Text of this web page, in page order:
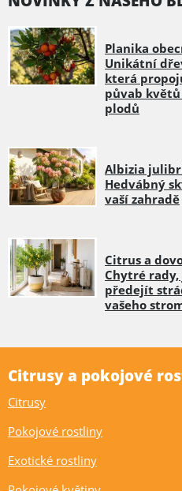
Planika
Unikátní
která
půvab
plodů
Albizia
Hedvábný
vaší zahradě
Citrus a
Chytré rady,
předejít
vašeho
Citrusy a pokojové
Citrusy
Pokojové rostliny
Exotické rostliny